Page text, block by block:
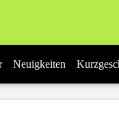
Neuigkeiten